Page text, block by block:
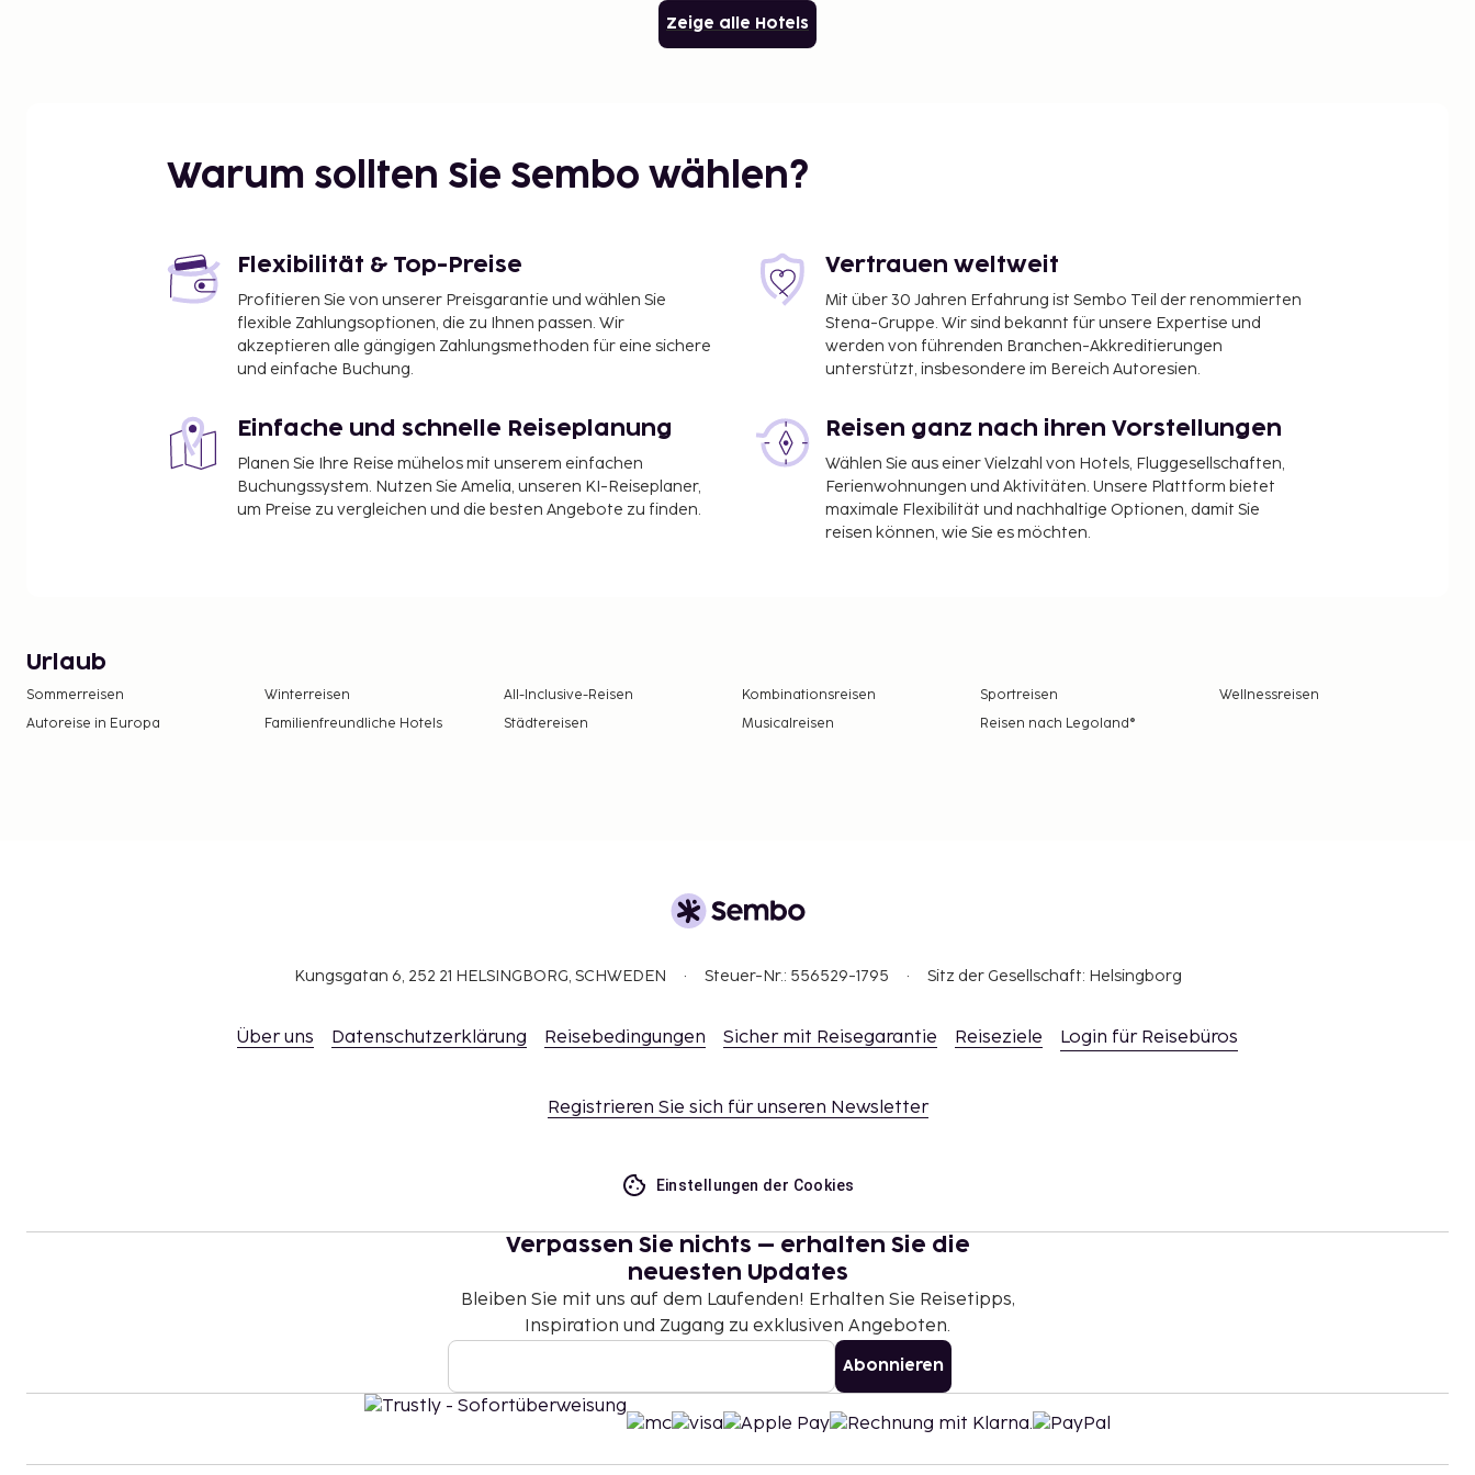
Zeige alle Hotels
Warum sollten Sie Sembo wählen?
Flexibilität & Top-Preise
Profitieren Sie von unserer Preisgarantie und wählen Sie
flexible Zahlungsoptionen, die zu Ihnen passen. Wir
akzeptieren alle gängigen Zahlungsmethoden für eine sichere
und einfache Buchung.
Vertrauen weltweit
Mit über 30 Jahren Erfahrung ist Sembo Teil der renommierten
Stena-Gruppe. Wir sind bekannt für unsere Expertise und
werden von führenden Branchen-Akkreditierungen
unterstützt, insbesondere im Bereich Autoresien.
Einfache und schnelle Reiseplanung
Planen Sie Ihre Reise mühelos mit unserem einfachen
Buchungssystem. Nutzen Sie Amelia, unseren KI-Reiseplaner,
um Preise zu vergleichen und die besten Angebote zu finden.
Reisen ganz nach ihren Vorstellungen
Wählen Sie aus einer Vielzahl von Hotels, Fluggesellschaften,
Ferienwohnungen und Aktivitäten. Unsere Plattform bietet
maximale Flexibilität und nachhaltige Optionen, damit Sie
reisen können, wie Sie es möchten.
Urlaub
Sommerreisen Winterreisen All-Inclusive-Reisen Kombinationsreisen Sportreisen
Wellnessreisen
Autoreise in Europa
Familienfreundliche Hotels Städtereisen Musicalreisen Reisen nach Legoland®
Kungsgatan 6, 252 21 HELSINGBORG, SCHWEDEN Steuer-Nr.: 556529-1795 Sitz der Gesellschaft: Helsingborg
Über uns Datenschutzerklärung Reisebedingungen Sicher mit Reisegarantie Reiseziele Login für Reisebüros
Registrieren Sie sich für unseren Newsletter
Einstellungen der Cookies
Verpassen Sie nichts – erhalten Sie die
neuesten Updates
Bleiben Sie mit uns auf dem Laufenden! Erhalten Sie Reisetipps,
Inspiration und Zugang zu exklusiven Angeboten.
Abonnieren